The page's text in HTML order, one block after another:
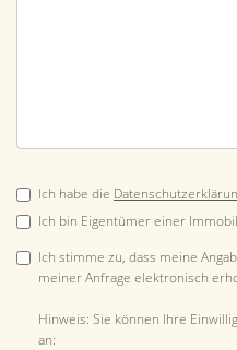
Ich habe die
Ich bin Eigentümer einer
Ich stimme zu, dass meine
meiner Anfrage elektronisch
Hinweis: Sie können Ihre
an: